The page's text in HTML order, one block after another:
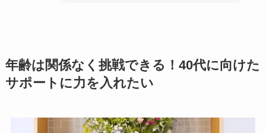
年齢は関係なく挑戦できる！40代に向けた
サポートに力を入れたい